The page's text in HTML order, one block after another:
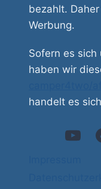
bezahlt.
Werbung.
Sofern es
haben wir
handelt es